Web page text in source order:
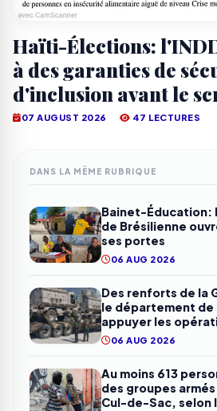
Haïti-Élections:
à des garanties de
d'inclusion avant le
07 AUGUST 2026 47 LECTURES
DANS LA MÊME RUBRIQUE
Bainet-Éducation:
de Brésilienne
ses portes
06 AUG 2026
Des renforts de la
le département
appuyer les
06 AUG 2026
Au moins 613
des groupes
Cul-de-Sac, selon